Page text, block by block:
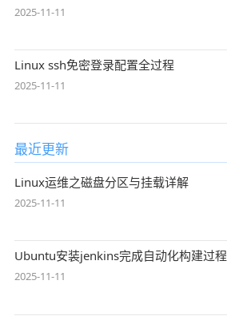
2025-11-11
Linux ssh免密登录配置全过程
2025-11-11
最近更新
Linux运维之磁盘分区与挂载详解
2025-11-11
Ubuntu安装jenkins完成自动化构建过程
2025-11-11